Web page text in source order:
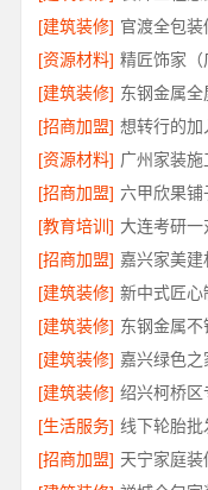
[建筑装修]
[资源材料]
[建筑装修]
[招商加盟] 想转行的加
[资源材料] 广州家装
[招商加盟] 六甲欣果铺
[教育培训] 大连考研
[招商加盟] 嘉兴家美
[建筑装修]
[建筑装修]
[建筑装修]
[建筑装修]
[生活服务]
[招商加盟] 天宁家庭